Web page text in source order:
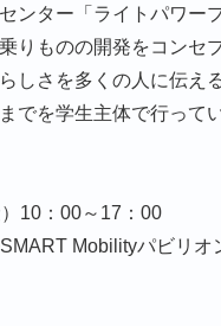
ンター「ライトパワー
りものの開発をコン
しさを多くの人に伝
でを学生主体で行ってい
10：00～17：00
Mobilityパビリオ